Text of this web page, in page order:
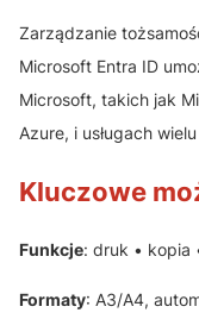
Zarządzanie
Microsoft Entra ID
Microsoft, takich jak
Azure, i usługach
Kluczowe
Funkcje: druk • kopia
Formaty: A3/A4,